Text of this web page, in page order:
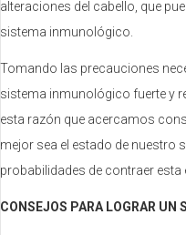
alteraciones del cabello, que
sistema inmunológico.
Tomando las precauciones
sistema inmunológico fuerte y
esta razón que acercamos
mejor sea el estado de nuestro
probabilidades de contraer esta
CONSEJOS PARA LOGRAR UN